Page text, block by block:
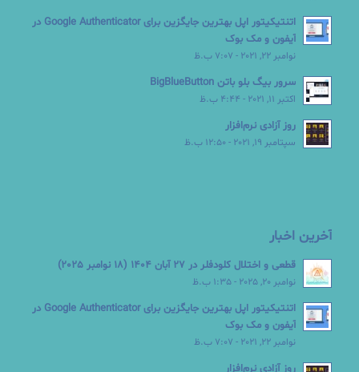
اتنتیکیتور اپل بهترین جایگزین برای Google Authenticator در
آیفون و مک بوک
نوامبر 22, 2021 - 7:07 ب.ظ
سرور بیگ بلو باتن BigBlueButton
اکتبر 11, 2021 - 4:44 ب.ظ
روز آزادی نرم‌افزار
سپتامبر 19, 2021 - 12:50 ب.ظ
آخرین اخبار
قطعی و اختلال کلودفلر در 27 آبان 1404 (18 نوامبر 2025)
نوامبر 20, 2025 - 1:35 ب.ظ
اتنتیکیتور اپل بهترین جایگزین برای Google Authenticator در
آیفون و مک بوک
نوامبر 22, 2021 - 7:07 ب.ظ
روز آزادی نرم‌افزار